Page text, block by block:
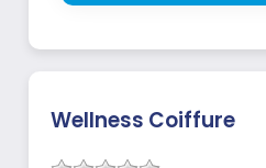
Wellness Coiffure